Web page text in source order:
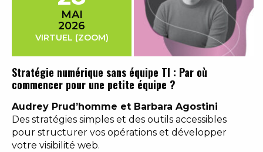
MAI
2026
VIRTUEL (ZOOM)
Stratégie numérique sans équipe TI : Par où
commencer pour une petite équipe ?
Audrey Prud’homme et Barbara Agostini
Des stratégies simples et des outils accessibles
pour structurer vos opérations et développer
votre visibilité web.